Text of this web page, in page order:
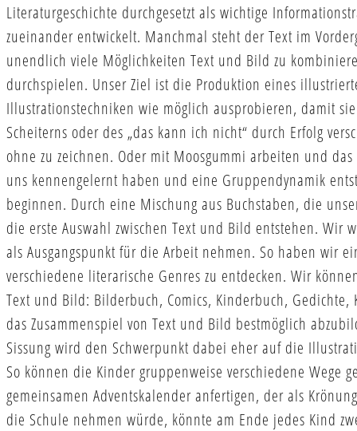
Literaturgeschichte durchgesetzt als wichtige
zueinander entwickelt. Manchmal steht der Text im
unendlich viele Möglichkeiten Text und Bild zu
durchspielen. Unser Ziel ist die Produktion eines
Illustrationstechniken wie möglich ausprobieren, damit
Scheiterns oder des „das kann ich nicht“ durch Erfolg
ohne zu zeichnen. Oder mit Moosgummi arbeiten und
uns kennengelernt haben und eine Gruppendynamik
beginnen. Durch eine Mischung aus Buchstaben, die
die erste Auswahl zwischen Text und Bild entstehen.
als Ausgangspunkt für die Arbeit nehmen. So haben wir
verschiedene literarische Genres zu entdecken. Wir
Text und Bild: Bilderbuch, Comics, Kinderbuch,
das Zusammenspiel von Text und Bild bestmöglich
Sissung wird den Schwerpunkt dabei eher auf die
So können die Kinder gruppenweise verschiedene Wege
gemeinsamen Adventskalender anfertigen, der als
die Schule nehmen würde, könnte am Ende jedes Kind